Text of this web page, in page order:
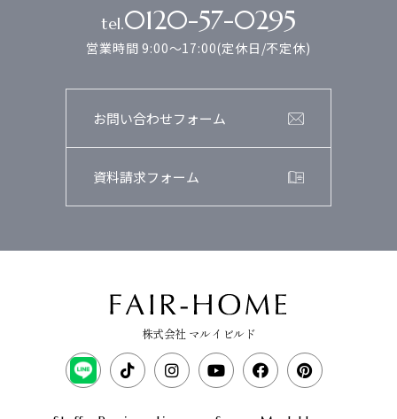
tel.0120-57-0295
営業時間 9:00～17:00(定休日/不定休)
お問い合わせフォーム
資料請求フォーム
株式会社 マルイビルド